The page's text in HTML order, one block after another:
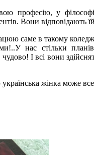
професію, у
Вони відповідають
саме в такому
нас стільки
І всі вони
жінка може